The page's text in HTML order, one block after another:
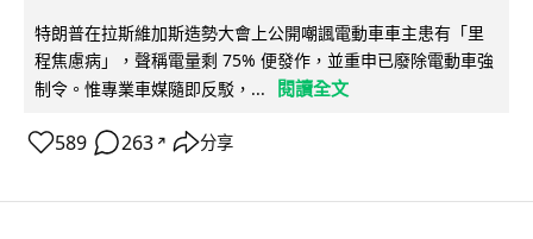
特朗普在拉斯維加斯造勢大會上公開嘲諷電動車車主患有「里
程焦慮病」，聲稱電量剩 75% 便發作，並重申已廢除電動車強
制令。惟專業車媒隨即反駁，...
閱讀全文
589 263 ↗ 分享